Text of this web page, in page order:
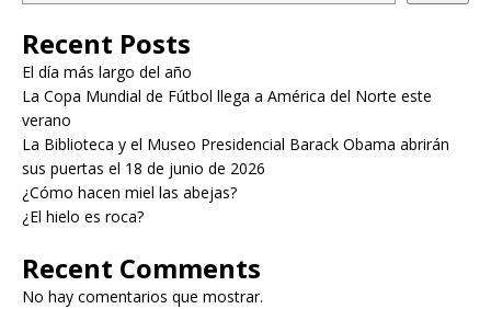
Recent Posts
El día más largo del año
La Copa Mundial de Fútbol llega a América del Norte este
verano
La Biblioteca y el Museo Presidencial Barack Obama abrirán
sus puertas el 18 de junio de 2026
¿Cómo hacen miel las abejas?
¿El hielo es roca?
Recent Comments
No hay comentarios que mostrar.